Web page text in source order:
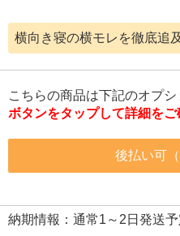
横向き寝の横モレを徹底追及
こちらの商品は下記のオプ
ボタンをタップして詳細をご
後払い可
納期情報：通常1～2日発送